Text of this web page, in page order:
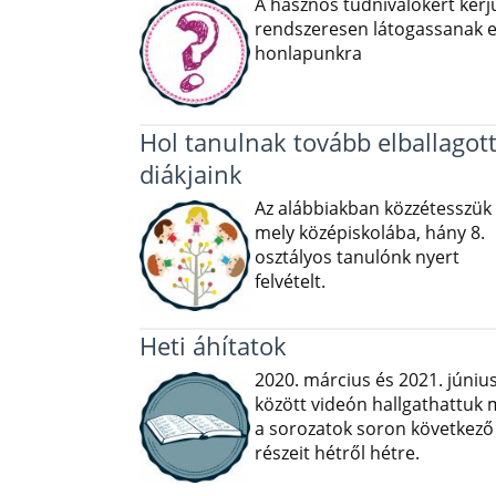
rendszeresen látogassanak
honlapunkra
Hol tanulnak tovább elballagott
diákjaink
Az alábbiakban közzétesszük
mely középiskolába, hány 8.
osztályos tanulónk nyert
felvételt.
Heti áhítatok
2020. március és 2021. június
között videón hallgathattuk
a sorozatok soron következő
részeit hétről hétre.